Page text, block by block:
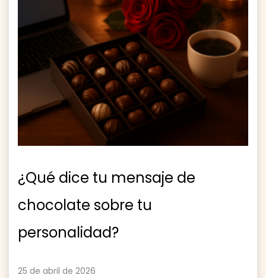
¿Qué dice tu mensaje de
chocolate sobre tu
personalidad?
25 de abril de 2026